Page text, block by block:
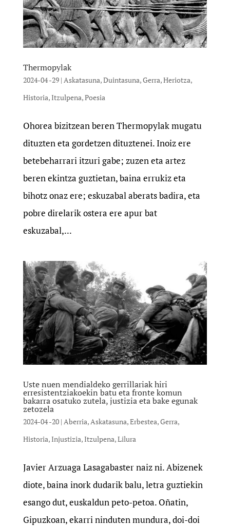
Thermopylak
2024-04 -29| Askatasuna,Duintasuna,Gerra,Heriotza,
Historia,Itzulpena,Poesia
Ohorea bizitzean beren Thermopylak mugatu
dituzten eta gordetzen dituztenei. Inoiz ere
betebeharrari itzuri gabe; zuzen eta artez
beren ekintza guztietan, baina errukiz eta
bihotz onaz ere; eskuzabal aberats badira, eta
pobre direlarik ostera ere apur bat
eskuzabal,...
Uste nuen mendialdeko gerrillariak hiri
erresistentziakoekin batu eta fronte komun
bakarra osatuko zutela, justizia eta bake egunak
zetozela
2024-04 -20| Aberria, Askatasuna,Erbestea,Gerra,
Historia,Injustizia,Itzulpena,Lilura
Javier Arzuaga Lasagabaster naiz ni. Abizenek
diote, baina inork dudarik balu, letra guztiekin
esango dut, euskaldun peto-petoa. Oñatin,
Gipuzkoan, ekarri ninduten mundura, doi-doi